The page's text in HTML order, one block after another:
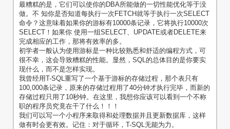
最糟糕的是，它们可以使你的DBA所能做的一切性能优化等于没
做。不 知你是否知道每执行一次FETCH就等于执行一次SELECT
命令？这意味着如果你的游标有10000条记录，它将执行10000次
SELECT！如果你 使用一组SELECT、UPDATE或者DELETE来
完成相应的工作，那将有效率的多。
初学者一般认为使用游标是一种比较熟悉和舒适的编程方式，可
很不幸，这会导致糟糕的性能。显然，SQL的总体目的是你要实
现什么，而不是怎样实现。
我曾经用T-SQL重写了一个基于游标的存储过程，那个表只有
100,000条记录，原来的存储过程用了40分钟才执行完毕，而新的
存储过程只用了10秒钟。在这里，我想你应该可以看到一个不称
职的程序员究竟在干了什么！！！
我们可以写一个小程序来取得和处理数据并且更新数据库，这样
做有时会更有效。记住：对于循环，T-SQL无能为力。